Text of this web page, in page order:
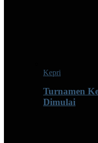
Kepri
Turnamen
Dimulai